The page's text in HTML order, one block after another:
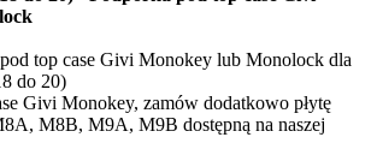
top case Givi Monokey lub Monolock dla
do 20)
Givi Monokey, zamów dodatkowo płytę
M8B, M9A, M9B dostępną na naszej